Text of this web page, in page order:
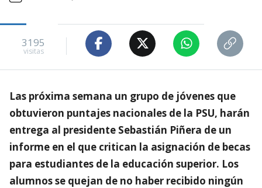
3195
visitas
Las próxima semana un grupo de jóvenes que
obtuvieron puntajes nacionales de la PSU, harán
entrega al presidente Sebastián Piñera de un
informe en el que critican la asignación de becas
para estudiantes de la educación superior. Los
alumnos se quejan de no haber recibido ningún